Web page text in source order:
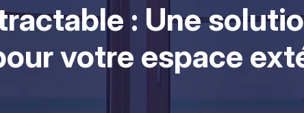
: Une
votre espace